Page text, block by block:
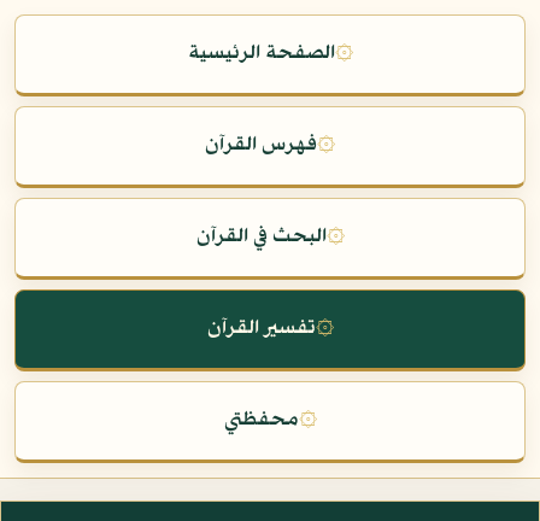
۞الصفحة الرئيسية
۞فهرس القرآن
۞البحث في القرآن
۞تفسير القرآن
۞محفظتي